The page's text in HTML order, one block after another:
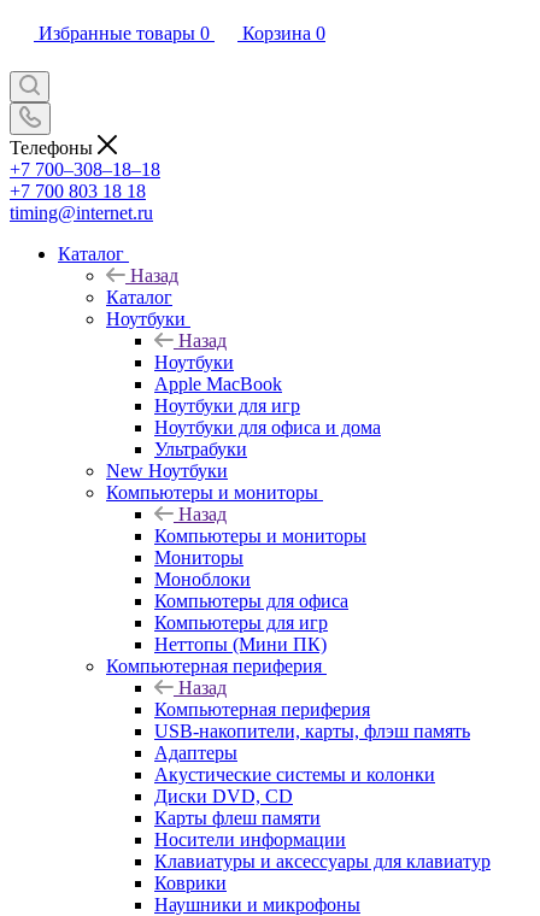
Избранные товары 0 Корзина 0
Телефоны
+7 700‒308‒18‒18
+7 700 803 18 18
timing@internet.ru
Каталог
Назад
Каталог
Ноутбуки
Назад
Ноутбуки
Apple MacBook
Ноутбуки для игр
Ноутбуки для офиса и дома
Ультрабуки
New Ноутбуки
Компьютеры и мониторы
Назад
Компьютеры и мониторы
Мониторы
Моноблоки
Компьютеры для офиса
Компьютеры для игр
Неттопы (Мини ПК)
Компьютерная периферия
Назад
Компьютерная периферия
USB-накопители, карты, флэш память
Адаптеры
Акустические системы и колонки
Диски DVD, CD
Карты флеш памяти
Носители информации
Клавиатуры и аксессуары для клавиатур
Коврики
Наушники и микрофоны